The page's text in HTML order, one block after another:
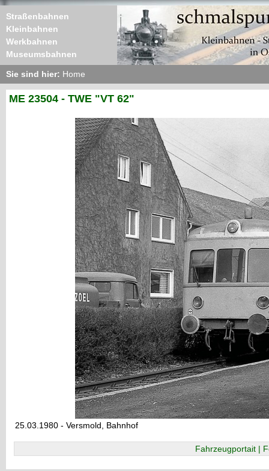
Straßenbahnen
Kleinbahnen
Werkbahnen
Museumsbahnen
Sie sind hier: Home
ME 23504 - TWE "VT 62"
25.03.1980 - Versmold, Bahnhof
Fahrzeugportait |